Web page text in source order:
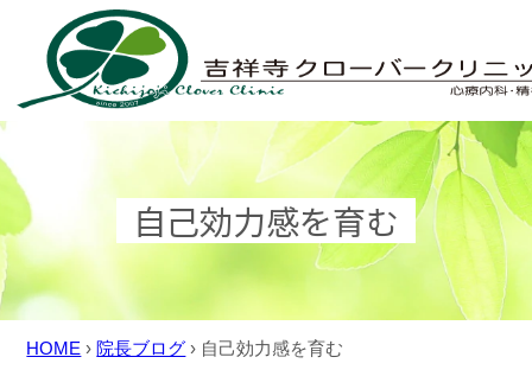
content
自己効力感を育む
HOME › 院長ブログ › 自己効力感を育む